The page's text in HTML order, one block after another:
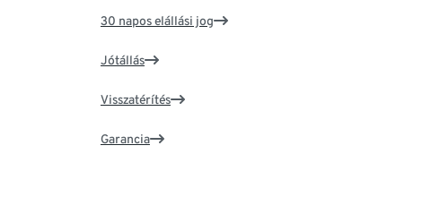
30 napos elállási jog
Jótállás
Visszatérítés
Garancia